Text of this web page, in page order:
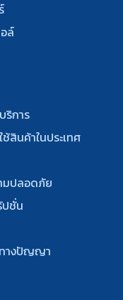
ล์
ริการ
สินค้าในประเทศ
มปลอดภัย
ปชั่น
ทางปัญญา